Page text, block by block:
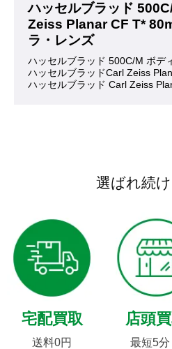
ハッセルブラッド
Zeiss Planar CF T*
ラ・レンズ
ハッセルブラッド 500C/M ボデ
ハッセルブラッドCarl Zeiss
ハッセルブラッド Carl Zeiss
選ばれ続
宅配買取
送料0円
店頭
最短5分